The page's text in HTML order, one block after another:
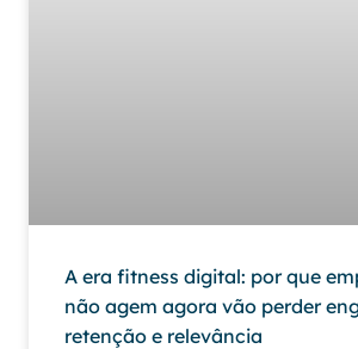
A era fitness digital: por que
não agem agora vão perder
retenção e relevância